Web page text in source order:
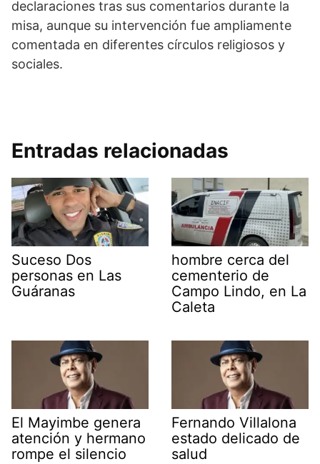
declaraciones tras sus comentarios durante la
misa, aunque su intervención fue ampliamente
comentada en diferentes círculos religiosos y
sociales.
Entradas relacionadas
Suceso Dos
personas en Las
Guáranas
hombre cerca del
cementerio de
Campo Lindo, en La
Caleta
El Mayimbe genera
atención y hermano
rompe el silencio
Fernando Villalona
estado delicado de
salud